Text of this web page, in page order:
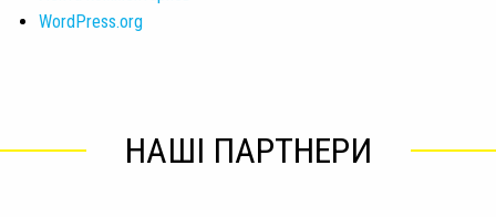
WordPress.org
НАШІ ПАРТНЕРИ